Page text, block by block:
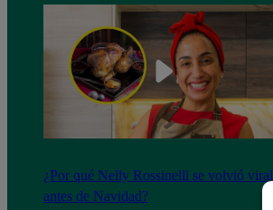
¿Por qué Nelly Rossinelli se volvió viral
antes de Navidad?